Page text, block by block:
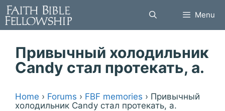
Skip
to
content
Menu
Привычный холодильник
Candy стал протекать, а.
Home › Forums › FBF memories › Привычный
холодильник Candy стал протекать, а.